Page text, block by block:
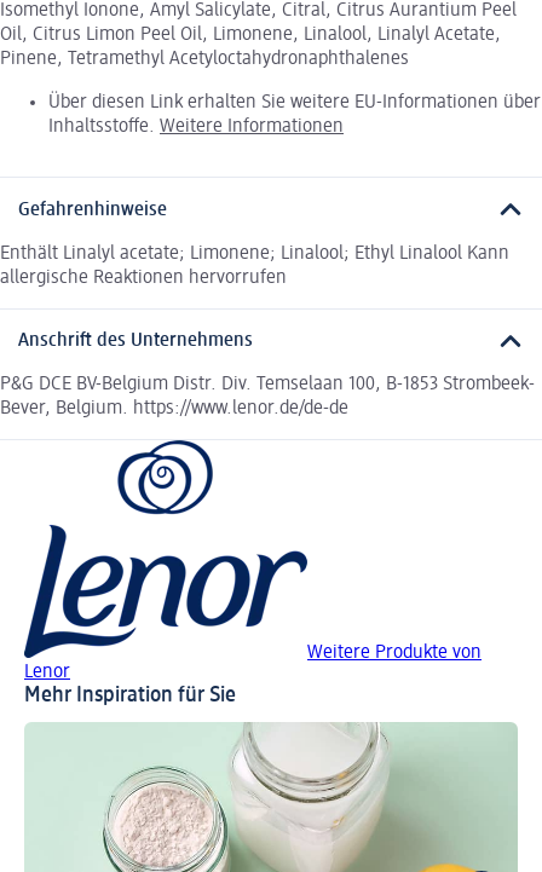
Isomethyl Ionone, Amyl Salicylate, Citral, Citrus Aurantium Peel
Oil, Citrus Limon Peel Oil, Limonene, Linalool, Linalyl Acetate,
Pinene, Tetramethyl Acetyloctahydronaphthalenes
Über diesen Link erhalten Sie weitere EU-Informationen über
Inhaltsstoffe. Weitere Informationen
Gefahrenhinweise
Enthält Linalyl acetate; Limonene; Linalool; Ethyl Linalool Kann
allergische Reaktionen hervorrufen
Anschrift des Unternehmens
P&G DCE BV-Belgium Distr. Div. Temselaan 100, B-1853 Strombeek-
Bever, Belgium. https://www.lenor.de/de-de
Weitere Produkte von
Lenor
Mehr Inspiration für Sie